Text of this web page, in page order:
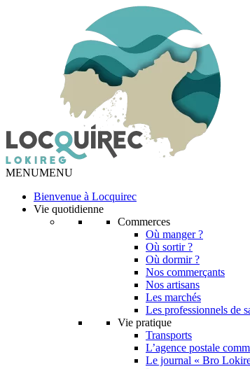
MENUMENU
Bienvenue à Locquirec
Vie quotidienne
Commerces
Où manger ?
Où sortir ?
Où dormir ?
Nos commerçants
Nos artisans
Les marchés
Les professionnels de
Vie pratique
Transports
L’agence postale
Le journal « Bro